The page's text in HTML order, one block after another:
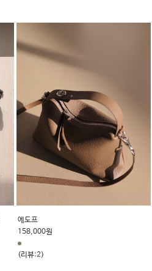
에도프
158,000원
(리뷰:2)